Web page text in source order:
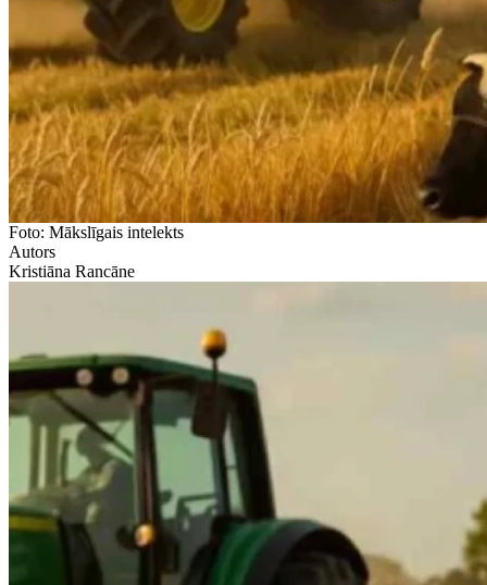
Foto: Mākslīgais intelekts
Autors
Kristiāna Rancāne